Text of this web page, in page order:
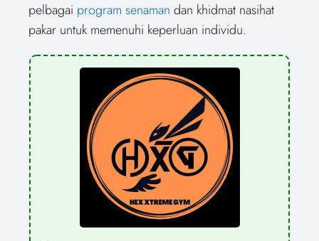
pelbagai program senaman dan khidmat nasihat
pakar untuk memenuhi keperluan individu.